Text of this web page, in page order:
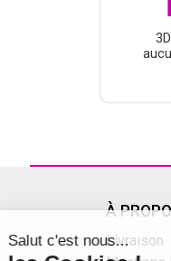
À
Livraison
Salut c'est nous...